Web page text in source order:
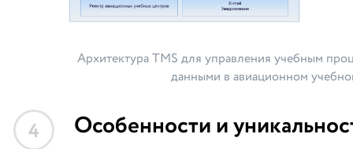
Архитектура TMS для управления учебным
данными в авиационном
4 Особенности и